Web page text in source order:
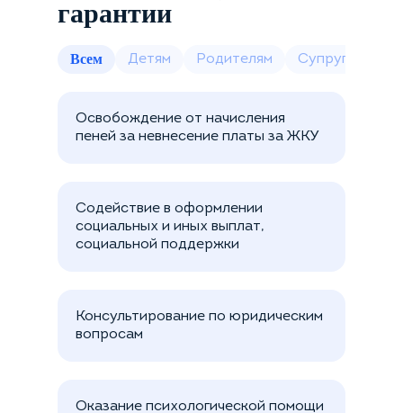
гарантии
Всем Детям Родителям Супругам и
Освобождение от начисления
пеней за невнесение платы за ЖКУ
Содействие в оформлении
социальных и иных выплат,
социальной поддержки
Консультирование по юридическим
вопросам
Оказание психологической помощи